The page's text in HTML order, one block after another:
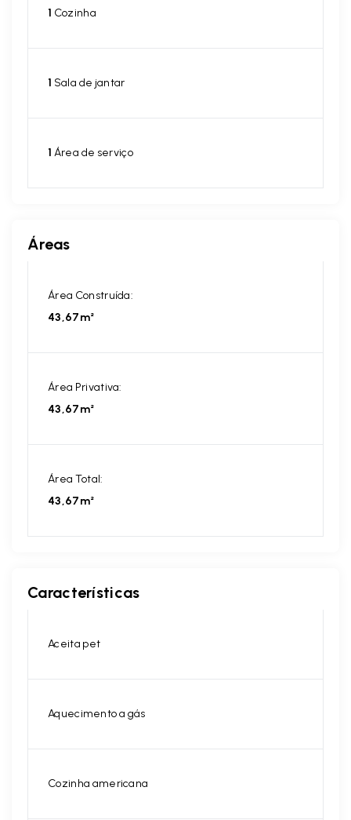
1 Cozinha
1 Sala de jantar
1 Área de serviço
Áreas
Área Construída:
43,67m²
Área Privativa:
43,67m²
Área Total:
43,67m²
Características
Aceita pet
Aquecimento a gás
Cozinha americana